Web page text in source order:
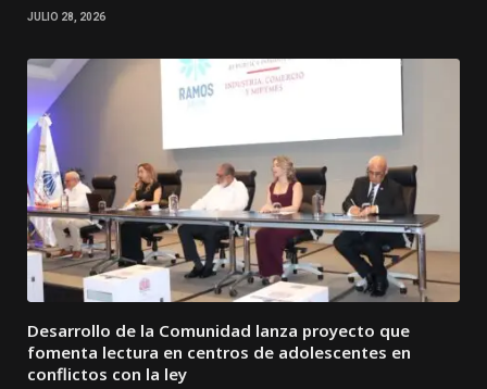
JULIO 28, 2026
Desarrollo de la Comunidad lanza proyecto que
fomenta lectura en centros de adolescentes en
conflictos con la ley